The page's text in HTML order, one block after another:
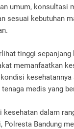
umum, konsultasi
sesuai kebutuhan
tinggi sepanjang
memanfaatkan
kesehatannya
medis yang
dalam
Polresta Bandung